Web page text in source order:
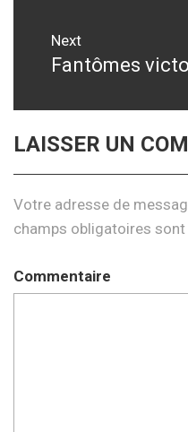
Next
Next
Fantômes
LAISSER UN
Votre adresse de
champs obligatoires
Commentaire